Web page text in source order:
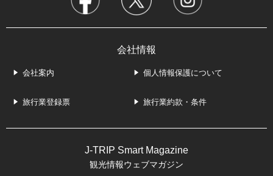
会社情報
会社案内 個人情報保護について
旅行業登録票 旅行業約款・条件
J-TRIP Smart Magazine
観光情報ウェブマガジン